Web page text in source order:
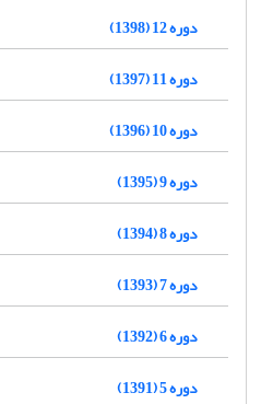
دوره 12 (1398)
دوره 11 (1397)
دوره 10 (1396)
دوره 9 (1395)
دوره 8 (1394)
دوره 7 (1393)
دوره 6 (1392)
دوره 5 (1391)